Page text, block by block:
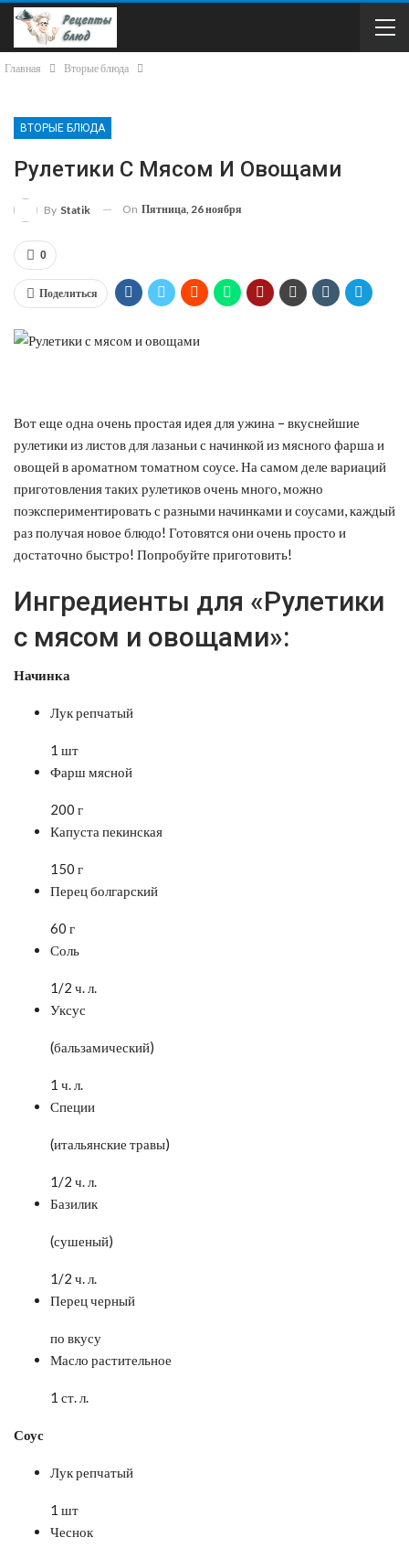
Главная Вторые блюда
ВТОРЫЕ БЛЮДА
Рулетики С Мясом И Овощами
By Statik On Пятница, 26 ноября
0
Поделиться
Вот еще одна очень простая идея для ужина – вкуснейшие
рулетики из листов для лазаньи с начинкой из мясного фарша и
овощей в ароматном томатном соусе.На самом деле вариаций
приготовления таких рулетиков очень много, можно
поэкспериментировать с разными начинками и соусами, каждый
раз получая новое блюдо! Готовятся они очень просто и
достаточно быстро! Попробуйте приготовить!
Ингредиенты для «Рулетики
с мясом и овощами»:
Начинка
Лук репчатый
1 шт
Фарш мясной
200 г
Капуста пекинская
150 г
Перец болгарский
60 г
Соль
1/2 ч. л.
Уксус
(бальзамический)
1 ч. л.
Специи
(итальянские травы)
1/2 ч. л.
Базилик
(сушеный)
1/2 ч. л.
Перец черный
по вкусу
Масло растительное
1 ст. л.
Соус
Лук репчатый
1 шт
Чеснок